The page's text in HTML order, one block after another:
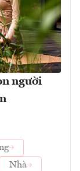
người
Nhà